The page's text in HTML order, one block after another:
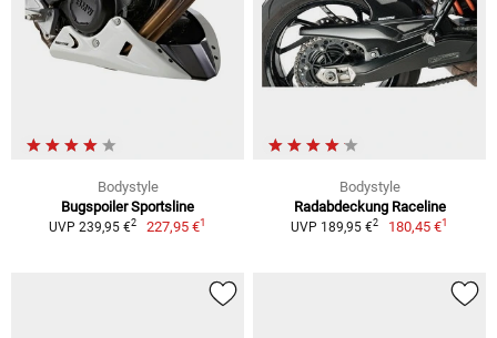
Bodystyle
Bugspoiler Sportsline
UVP 239,95 €2 227,95 €1
Bodystyle
Radabdeckung Raceline
UVP 189,95 €2 180,45 €1